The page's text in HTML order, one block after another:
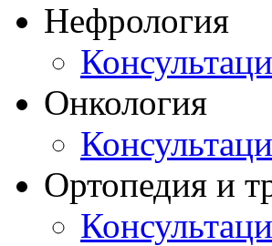
Нефрология
Онкология
Ортопедия и